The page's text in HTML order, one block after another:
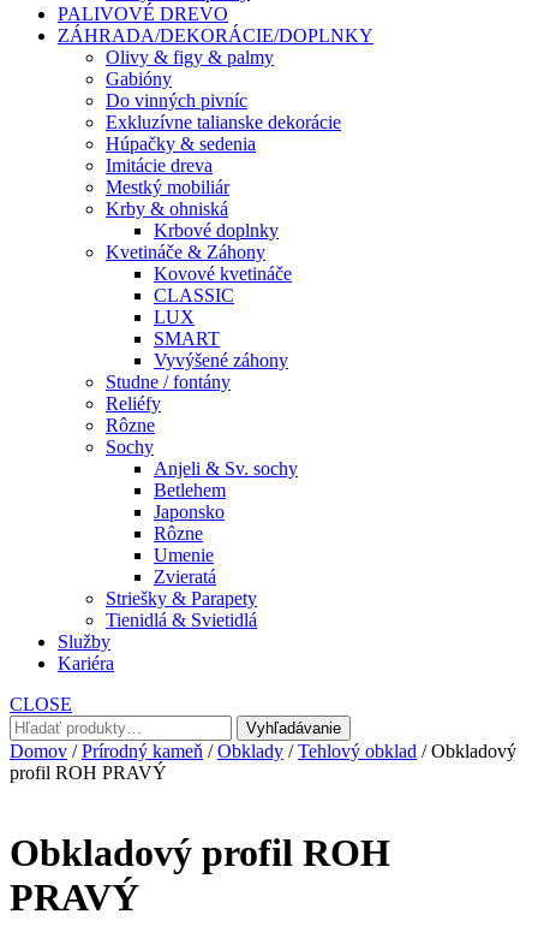
PALIVOVÉ DREVO
ZÁHRADA/DEKORÁCIE/DOPLNKY
Olivy & figy & palmy
Gabióny
Do vinných pivníc
Exkluzívne talianske dekorácie
Húpačky & sedenia
Imitácie dreva
Mestký mobiliár
Krby & ohniská
Krbové doplnky
Kvetináče & Záhony
Kovové kvetináče
CLASSIC
LUX
SMART
Vyvýšené záhony
Studne / fontány
Reliéfy
Rôzne
Sochy
Anjeli & Sv. sochy
Betlehem
Japonsko
Rôzne
Umenie
Zvieratá
Striešky & Parapety
Tienidlá & Svietidlá
Služby
Kariéra
CLOSE
Hľadať:
Vyhľadávanie
Domov /Prírodný kameň /Obklady /Tehlový obklad / Obkladový
profil ROH PRAVÝ
Obkladový profil ROH
PRAVÝ